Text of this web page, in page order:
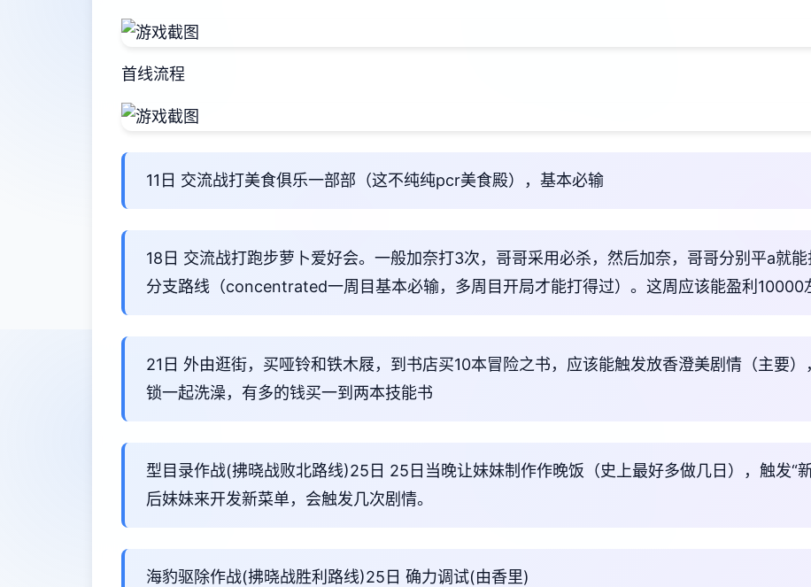
首线流程
11日 交流战打美食俱乐一部部（这不纯纯pcr美食殿），基本必输
18日 交流战打跑步萝卜爱好会。一般加奈打3次，哥哥采用必杀，然后加奈，哥哥分别平a就
分支路线（concentrated一周目基本必输，多周目开局才能打得过）。这周应该能盈利10000
21日 外由逛街，买哑铃和铁木屐，到书店买10本冒险之书，应该能触发放香澄美剧情（主要
锁一起洗澡，有多的钱买一到两本技能书
型目录作战(拂晓战败北路线)25日 25日当晚让妹妹制作作晚饭（史上最好多做几日），触发“
后妹妹来开发新菜单，会触发几次剧情。
海豹驱除作战(拂晓战胜利路线)25日 确力调试(由香里)